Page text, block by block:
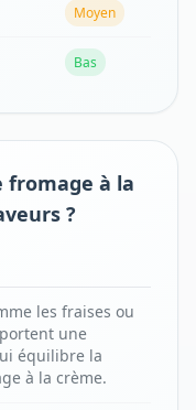
Moyen
Bas
fromage à la
?
les fraises ou
une
équilibre la
à la crème.